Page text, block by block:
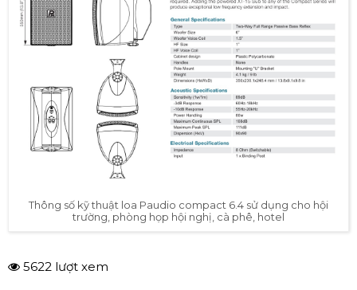
Thông số kỹ thuật loa Paudio compact 6.4 sử dụng cho hội
trường, phòng họp hội nghị, cà phê, hotel
5622 lượt xem